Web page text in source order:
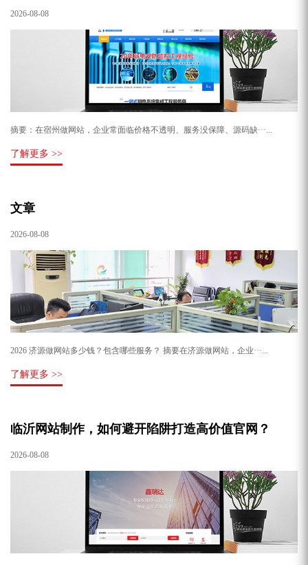
2026-08-08
摘要：在宿州做网站，企业常面临价格不透明、服务没保障、源码缺···...
了解更多 >>
文章
2026-08-08
2026 济源做网站多少钱？包含哪些服务？ 摘要在济源做网站，企业···...
了解更多 >>
临沂网站制作，如何避开陷阱打造高价值官网？
2026-08-08